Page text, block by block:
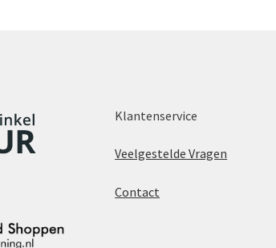
Klantenservice
Veelgestelde Vragen
Contact